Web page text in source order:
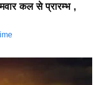
कल से प्रारम्भ ,